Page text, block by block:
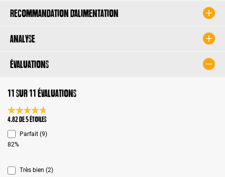
Recommandation d’alimentation
Analyse
Évaluations
11 sur 11 évaluations
Note moyenne de 4.8 sur 5 étoiles
4.82 de 5 Étoiles
Parfait (9)
82%
Très bien (2)